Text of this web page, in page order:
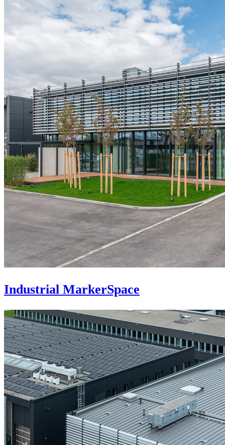
Industrial MarkerSpace